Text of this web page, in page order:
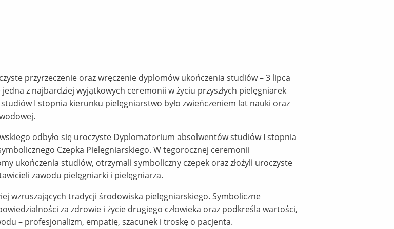
przyrzeczenie oraz wręczenie dyplomów ukończenia studiów – 3 lipca
z najbardziej wyjątkowych ceremonii w życiu przyszłych pielęgniarek
I stopnia kierunku pielęgniarstwo było zwieńczeniem lat nauki oraz
odbyło się uroczyste Dyplomatorium absolwentów studiów I stopnia
Czepka Pielęgniarskiego. W tegorocznej ceremonii
ukończenia studiów, otrzymali symboliczny czepek oraz złożyli uroczyste
zawodu pielęgniarki i pielęgniarza.
wzruszających tradycji środowiska pielęgniarskiego. Symboliczne
za zdrowie i życie drugiego człowieka oraz podkreśla wartości,
– profesjonalizm, empatię, szacunek i troskę o pacjenta.